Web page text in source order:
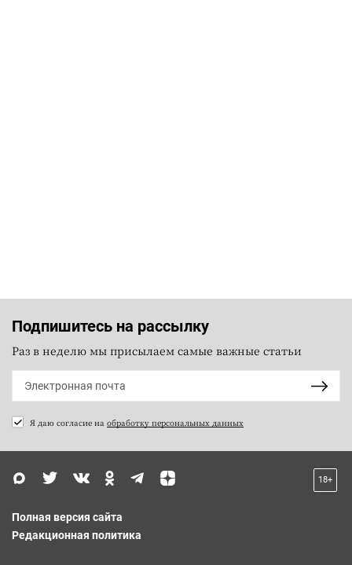
Подпишитесь на рассылку
Раз в неделю мы присылаем самые важные статьи
Я даю согласие на обработку персональных данных
18+
Полная версия сайта
Редакционная политика